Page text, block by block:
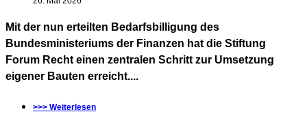
Mit der nun erteilten Bedarfsbilligung des
Bundesministeriums der Finanzen hat die Stiftung
Forum Recht einen zentralen Schritt zur Umsetzung
eigener Bauten erreicht....
>>> Weiterlesen